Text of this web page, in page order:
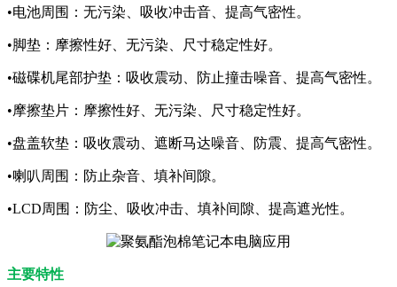
•电池周围：无污染、吸收冲击音、提高气密性。
•脚垫：摩擦性好、无污染、尺寸稳定性好。
•磁碟机尾部护垫：吸收震动、防止撞击噪音、提高气密性。
•摩擦垫片：摩擦性好、无污染、尺寸稳定性好。
•盘盖软垫：吸收震动、遮断马达噪音、防震、提高气密性。
•喇叭周围：防止杂音、填补间隙。
•LCD周围：防尘、吸收冲击、填补间隙、提高遮光性。
主要特性